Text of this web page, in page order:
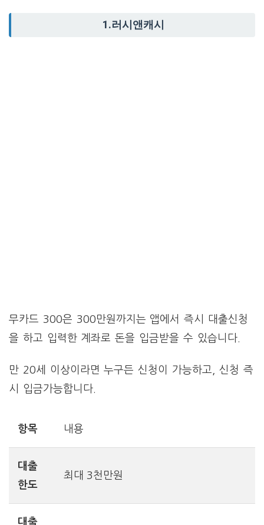
1.러시앤캐시
무카드 300은 300만원까지는 앱에서 즉시 대출신청
을 하고 입력한 계좌로 돈을 입금받을 수 있습니다.
만 20세 이상이라면 누구든 신청이 가능하고, 신청 즉
시 입금가능합니다.
항목 내용
대출
한도
최대 3천만원
대출